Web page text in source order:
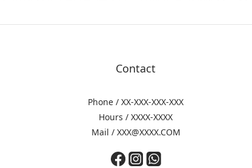
Contact
Phone / XX-XXX-XXX-XXX
Hours / XXXX-XXXX
Mail / XXX@XXXX.COM